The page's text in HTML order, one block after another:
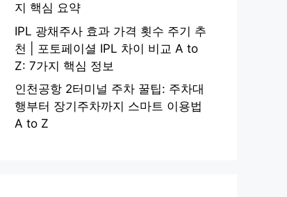
지 핵심 요약
IPL 광채주사 효과 가격 횟수 주기 추
천 | 포토페이셜 IPL 차이 비교 A to
Z: 7가지 핵심 정보
인천공항 2터미널 주차 꿀팁: 주차대
행부터 장기주차까지 스마트 이용법
A to Z